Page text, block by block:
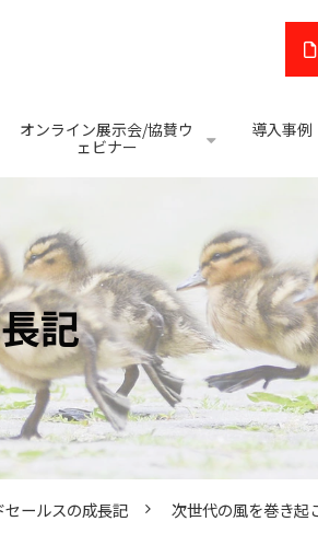
オンライン展示会/協賛ウ
ェビナー
導入事例
記
ールスの成長記 次世代の風を巻き起